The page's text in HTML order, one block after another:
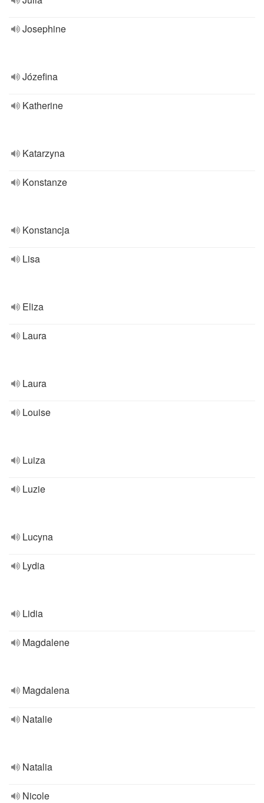
Josephine
Józefina
Katherine
Katarzyna
Konstanze
Konstancja
Lisa
Eliza
Laura
Laura
Louise
Luiza
Luzie
Lucyna
Lydia
Lidia
Magdalene
Magdalena
Natalie
Natalia
Nicole